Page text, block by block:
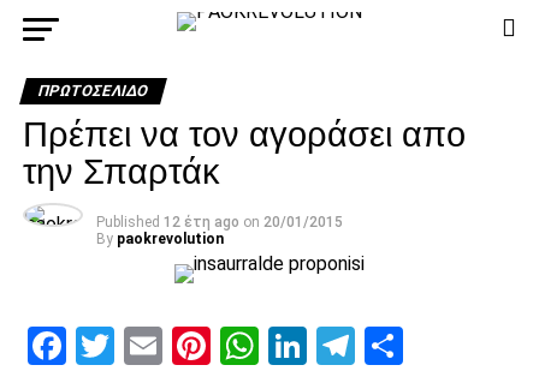
ΠΡΩΤΟΣΈΛΙΔΟ
Πρέπει να τον αγοράσει απο
την Σπαρτάκ
Published 12 έτη ago on 20/01/2015
By paokrevolution
Facebook
Twitter
EmailPinterest
WhatsApp
LinkedIn
Telegram